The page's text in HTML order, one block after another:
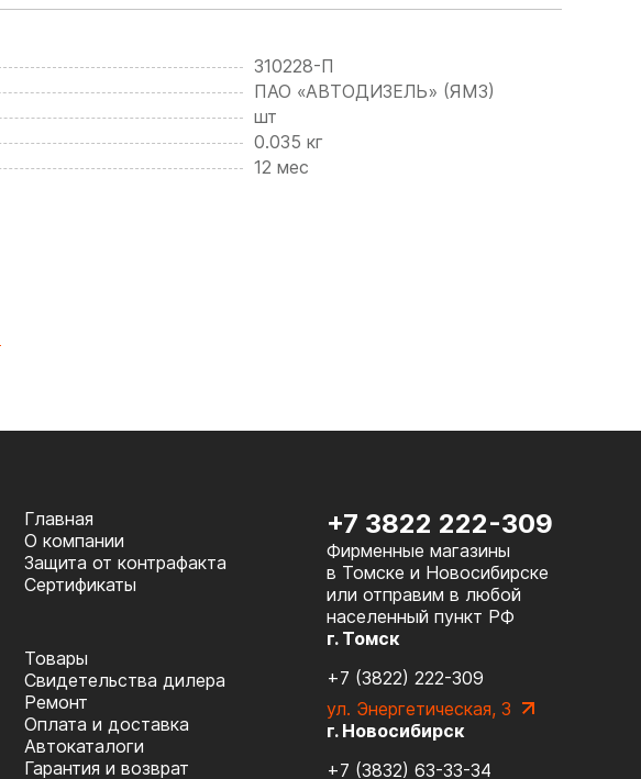
310228-П
ПАО «АВТОДИЗЕЛЬ» (ЯМЗ)
шт
0.035 кг
12 мес
Главная
О компании
Защита от контрафакта
Сертификаты
Товары
Cвидетельства дилера
Ремонт
Оплата и доставка
Автокаталоги
Гарантия и возврат
+7 3822 222-309
Фирменные магазины
в Томске и Новосибирске
или отправим в любой
населенный пункт РФ
г. Томск
+7 (3822) 222-309
ул. Энергетическая, 3
г. Новосибирск
+7 (3832) 63-33-34